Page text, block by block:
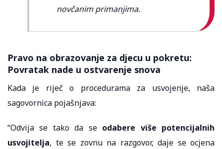
novčanim primanjima.
Pravo na obrazovanje za djecu u pokretu:
Povratak nade u ostvarenje snova
Kada je riječ o procedurama za usvojenje, naša
sagovornica pojašnjava:
“Odvija se tako da se odabere više potencijalnih
usvojitelja, te se zovnu na razgovor, daje se ocjena